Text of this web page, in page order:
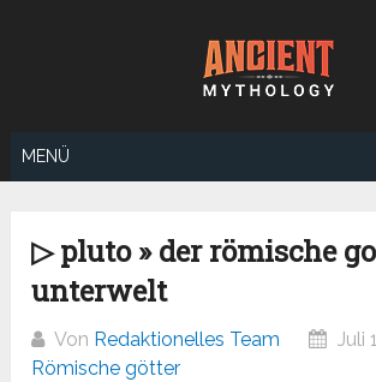
MENÜ
▷ pluto » der römische
unterwelt
Von Redaktionelles Team
Juli
Römische götter